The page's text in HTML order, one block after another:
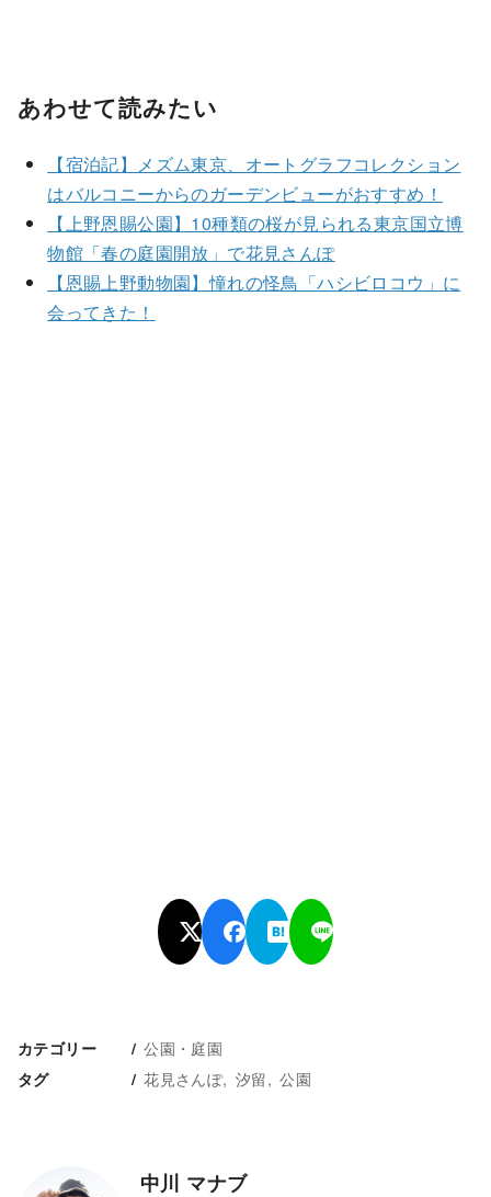
あわせて読みたい
【宿泊記】メズム東京、オートグラフコレクション
はバルコニーからのガーデンビューがおすすめ！
【上野恩賜公園】10種類の桜が見られる東京国立博
物館「春の庭園開放」で花見さんぽ
【恩賜上野動物園】憧れの怪鳥「ハシビロコウ」に
会ってきた！
カテゴリー 公園・庭園
タグ 花見さんぽ 汐留 公園
中川 マナブ